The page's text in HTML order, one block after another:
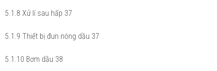
5.1.8 Xử lí sau hấp 37
5.1.9 Thiết bị đun nóng dầu 37
5.1.10 Bơm dầu 38